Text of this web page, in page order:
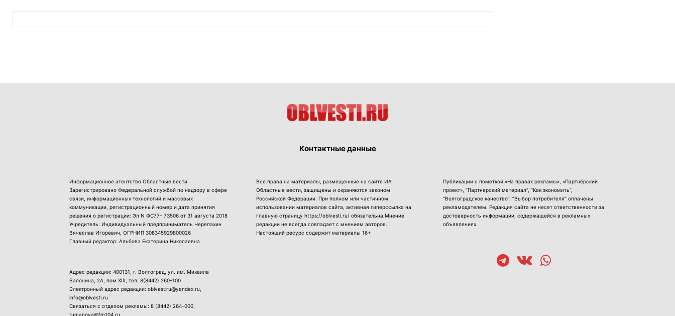
Контактные данные
Информационное агентство Областные вести
Зарегистрировано Федеральной службой по надзору в сфере
связи, информационных технологий и массовых
коммуникации, регистрационный номер и дата принятия
решения о регистрации: Эл N ФС77- 73506 от 31 августа 2018
Учредитель: Индивидуальный предприниматель Черепахин
Вячеслав Игоревич, ОГРНИП 308345929800026
Главный редактор: Альбова Екатерина Николаевна
Адрес редакции: 400131, г. Волгоград, ул. им. Михаила
Балонина, 2А, пом XIII, тел. 8(8442) 260-100
Электронный адрес редакции: oblvestiru@yandex.ru,
info@oblvesti.ru
Связаться с отделом рекламы: 8 (8442) 264-000
tumanova@fm104.ru
Все права на материалы, размещенные на сайте ИА
Областные вести, защищены и охраняются законом
Российской Федерации. При полном или частичном
использовании материалов сайта, активная гиперссылка на
главную страницу https://oblvesti.ru/ обязательна.Мнение
редакции не всегда совпадает с мнением авторов.
Настоящий ресурс содержит материалы 16+
Публикации с пометкой «На правах рекламы», «Партнёрский
проект», “Партнерский материал”, “Как экономить”,
“Волгоградское качество”, “Выбор потребителя” оплачены
рекламодателем. Редакция сайта не несет ответственности за
достоверность информации, содержащейся в рекламных
объявлениях.